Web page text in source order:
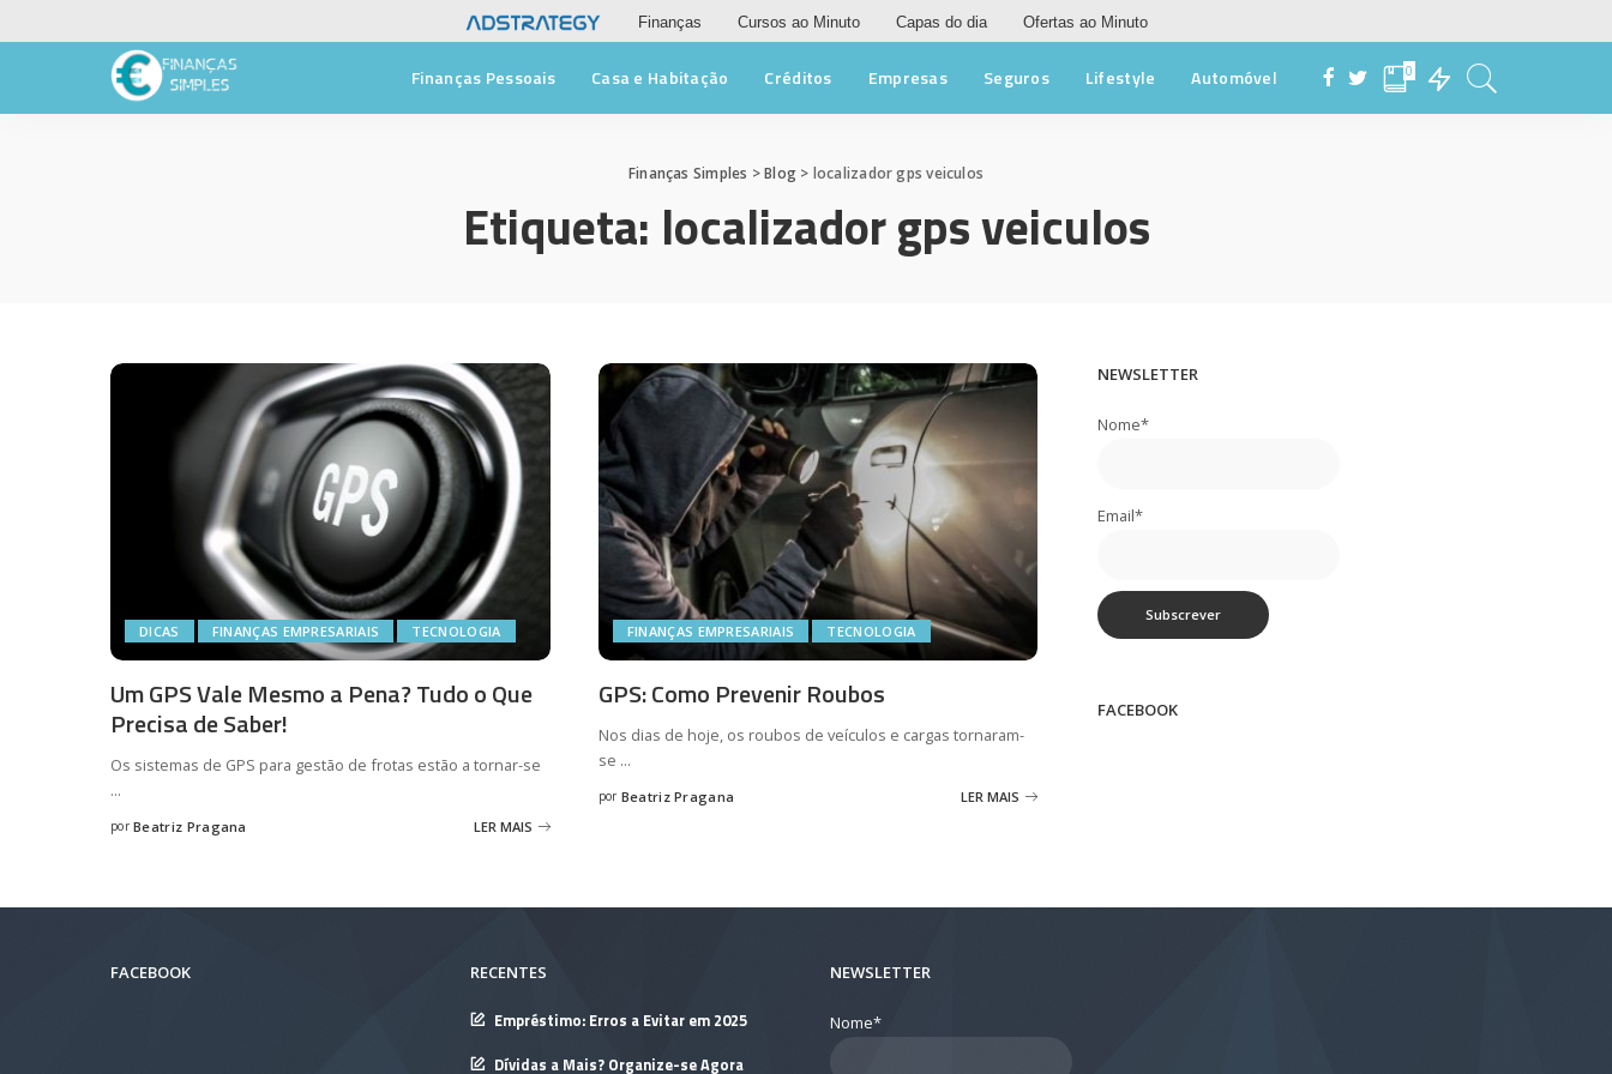
Finanças Cursos ao Minuto Capas do dia Ofertas ao Minuto
Finanças Pessoais Casa e Habitação Créditos Empresas Seguros Lifestyle Automóvel 0
Finanças Simples >Blog > localizador gps veiculos
Etiqueta: localizador gps veiculos
DICAS FINANÇAS EMPRESARIAIS TECNOLOGIA
Um GPS Vale Mesmo a Pena? Tudo o Que
Precisa de Saber!
Os sistemas de GPS para gestão de frotas estão a tornar-se
...
Posted
por Beatriz Pragana LER MAIS
FINANÇAS EMPRESARIAIS TECNOLOGIA
GPS: Como Prevenir Roubos
Nos dias de hoje, os roubos de veículos e cargas tornaram-
se ...
Posted
por Beatriz Pragana LER MAIS
NEWSLETTER
Nome*
Email*
FACEBOOK
FACEBOOK RECENTES
Empréstimo: Erros a Evitar em 2025
Dívidas a Mais? Organize-se Agora
NEWSLETTER
Nome*